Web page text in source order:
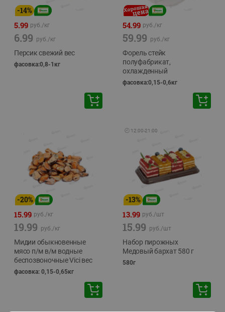
-14%
5.99 руб./кг
6.99 руб./кг
Персик свежий вес
фасовка:0,8-1кг
54.99 руб./кг
59.99 руб./кг
Форель стейк
полуфабрикат,
охлажденный
фасовка:0,15-0,6кг
-20%
15.99 руб./кг
19.99 руб./кг
Мидии обыкновенные
мясо п/м в/м водные
беспозвоночные Vici вес
фасовка: 0,15-0,65кг
🕘 12:00-21:00
-13%
13.99 руб./шт
15.99 руб./шт
Набор пирожных
Медовый бархат 580 г
580г